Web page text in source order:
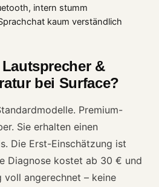
intern stumm
kaum verständlich
&
bei Surface?
Premium-
Sie erhalten einen
Die Erst-Einschätzung ist
Diagnose kostet ab 30 € und
angerechnet – keine